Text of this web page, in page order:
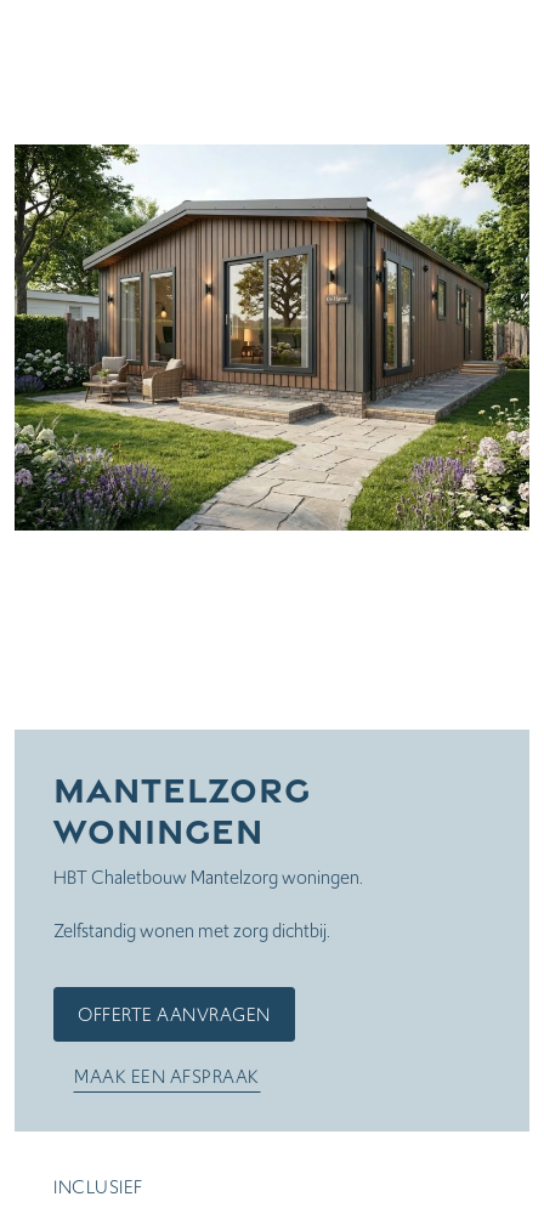
Mantelzorg
woningen
HBT Chaletbouw Mantelzorg woningen.
Zelfstandig wonen met zorg dichtbij.
OFFERTE AANVRAGEN
MAAK EEN AFSPRAAK
INCLUSIEF